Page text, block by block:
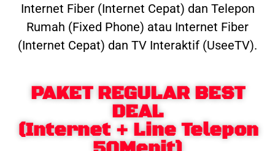
Internet Fiber (Internet Cepat) dan Telepon
Rumah (Fixed Phone) atau Internet Fiber
(Internet Cepat) dan TV Interaktif (UseeTV).
PAKET REGULAR BEST
DEAL
(Internet + Line Telepon